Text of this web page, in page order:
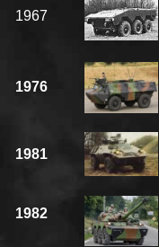
1967
1976
1981
1982